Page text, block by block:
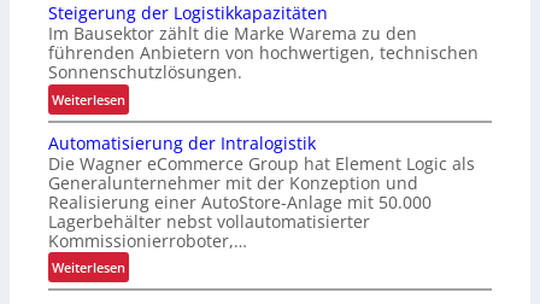
t
e
r
a
l
e
t
t
e
n
w
r
b
e
s
s
r
t
e
s
K
u
n
Steigerung der Logistikkapazitäten
Im Bausektor zählt die Marke Warema zu den
führenden Anbietern von hochwertigen, technischen
Sonnenschutzlösungen.
Weiterlesen:
S
t
e
i
g
e
r
u
Automatisierung der Intralogistik
Die Wagner eCommerce Group hat Element Logic als
Generalunternehmer mit der Konzeption und
Realisierung einer AutoStore-Anlage mit 50.000
Lagerbehälter nebst vollautomatisierter
Kommissionierroboter,…
Weiterlesen:
A